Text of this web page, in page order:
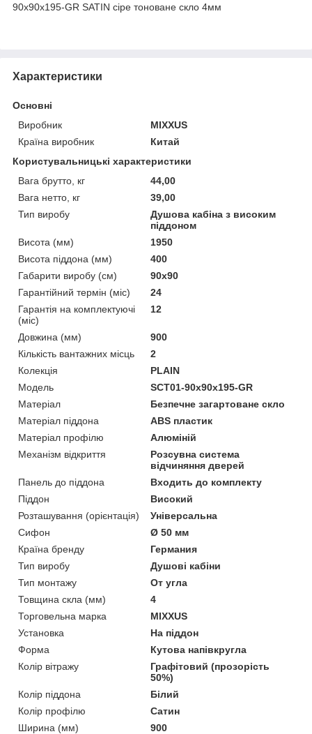
90x90x195-GR SATIN сіре тоноване скло 4мм
Характеристики
Основні
Виробник
MIXXUS
Країна виробник
Китай
Користувальницькі характеристики
Вага брутто, кг
44,00
Вага нетто, кг
39,00
Тип виробу
Душова кабіна з високим
піддоном
Висота (мм)
1950
Висота піддона (мм)
400
Габарити виробу (см)
90x90
Гарантійний термін (міс)
24
Гарантія на комплектуючі
(міс)
12
Довжина (мм)
900
Кількість вантажних місць
2
Колекція
PLAIN
Мoдель
SCT01-90x90x195-GR
Матеріал
Безпечне загартоване скло
Матеріал піддона
ABS пластик
Матеріал профілю
Алюміній
Механізм відкриття
Розсувна система
відчиняння дверей
Панель до піддона
Входить до комплекту
Піддон
Високий
Розташування (орієнтація)
Універсальна
Сифон
Ø 50 мм
Країна бренду
Германия
Тип виробу
Душові кабіни
Тип монтажу
От угла
Товщина скла (мм)
4
Торговельна марка
MIXXUS
Установка
На піддон
Форма
Кутова напівкругла
Колір вітражу
Графітовий (прозорість
50%)
Колір піддона
Білий
Колір профілю
Сатин
Ширина (мм)
900